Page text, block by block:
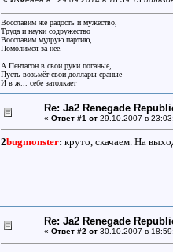
Восславим же радость и мужество,
Труда и науки содружество
Восславим мудрую партию,
Помолимся за неё.
А Пентагон в свои руки поганые,
Пусть возьмёт свои доллары сраные
И в ж... себе затолкает
Re: Ja2 Renegade
« Ответ #1 от29.10.2007 в
2bugmonster: круто, скачаем. На
Re: Ja2 Renegade
« Ответ #2 от30.10.2007 в